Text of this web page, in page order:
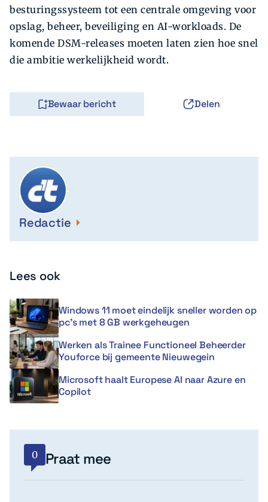
besturingssysteem tot een centrale omgeving voor
opslag, beheer, beveiliging en AI-workloads. De
komende DSM-releases moeten laten zien hoe snel
die ambitie werkelijkheid wordt.
Bewaar bericht Delen
Redactie
Lees ook
Windows 11 moet eindelijk sneller worden op
pc’s met 8 GB werkgeheugen
Werken als Trainee Functioneel Beheerder
Youforce bij gemeente Nieuwegein
Microsoft haalt Europese AI naar Azure en
Copilot
0 Praat mee